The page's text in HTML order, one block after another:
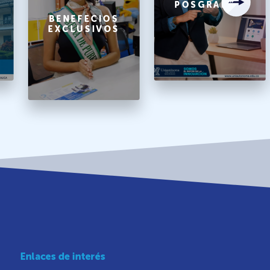
BENEFECIOS
EXCLUSIVOS
POSGRADOS
Enlaces de interés